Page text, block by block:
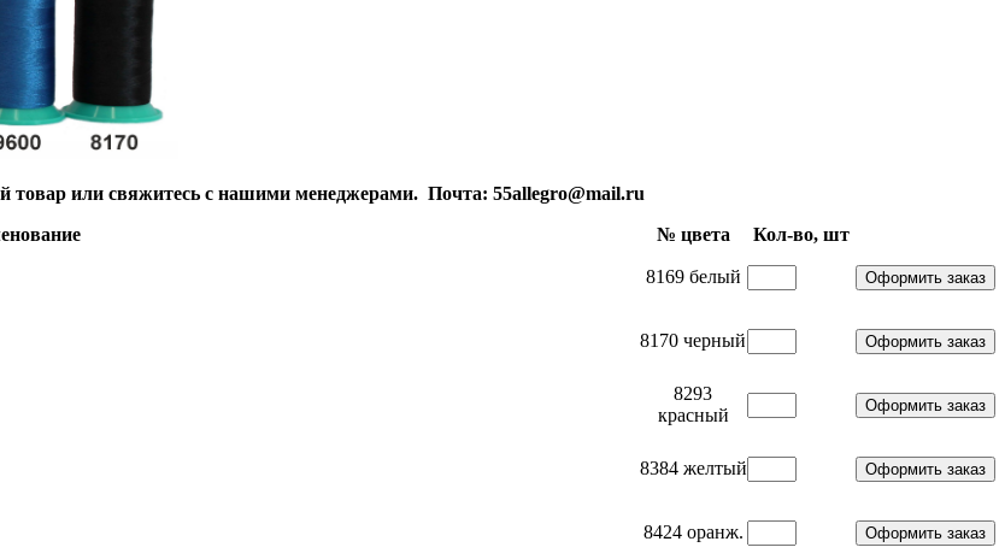
или свяжитесь с нашими менеджерами. Почта: 55allegro@mail.ru
№ цвета Кол-во, шт
8169 белый
8170 черный
8293
красный
8384 желтый
8424 оранж.